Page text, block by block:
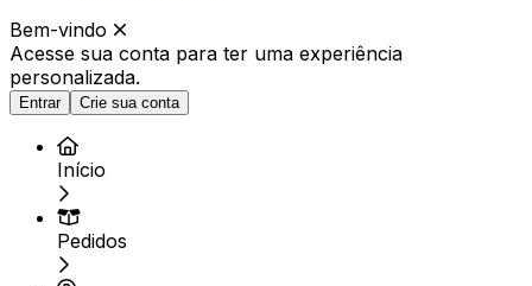
Bem-vindo
Acesse sua conta para ter uma experiência
personalizada.
Entrar Crie sua conta
Início
Pedidos